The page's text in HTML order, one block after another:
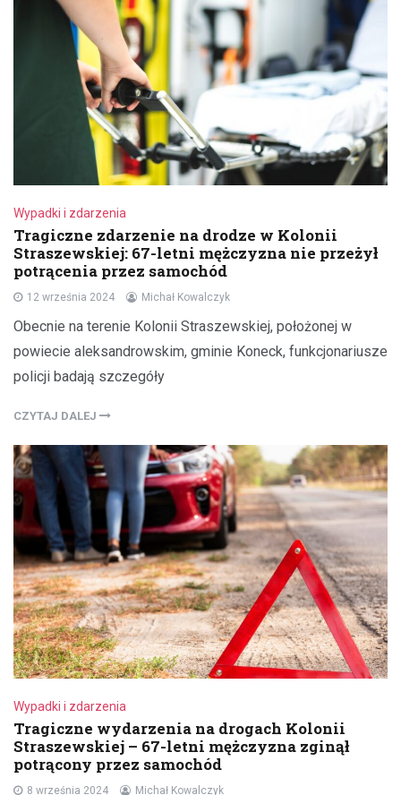
Wypadki i zdarzenia
Tragiczne zdarzenie na drodze w Kolonii
Straszewskiej: 67-letni mężczyzna nie przeżył
potrącenia przez samochód
12 września 2024 Michał Kowalczyk
Obecnie na terenie Kolonii Straszewskiej, położonej w
powiecie aleksandrowskim, gminie Koneck, funkcjonariusze
policji badają szczegóły
CZYTAJ DALEJ
Wypadki i zdarzenia
Tragiczne wydarzenia na drogach Kolonii
Straszewskiej – 67-letni mężczyzna zginął
potrącony przez samochód
8 września 2024 Michał Kowalczyk